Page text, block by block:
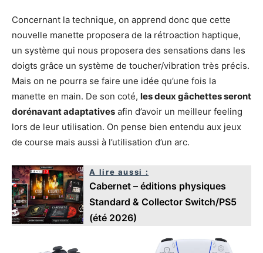
Concernant la technique, on apprend donc que cette
nouvelle manette proposera de la rétroaction haptique,
un système qui nous proposera des sensations dans les
doigts grâce un système de toucher/vibration très précis.
Mais on ne pourra se faire une idée qu’une fois la
manette en main. De son coté, les deux gâchettes seront
dorénavant adaptatives afin d’avoir un meilleur feeling
lors de leur utilisation. On pense bien entendu aux jeux
de course mais aussi à l’utilisation d’un arc.
A lire aussi :
Cabernet – éditions physiques
Standard & Collector Switch/PS5
(été 2026)